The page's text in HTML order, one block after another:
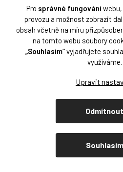
Pro správné fungováníwebu,
provozu a možnost zobrazit
obsah včetně na míru
na tomto webu soubory
„Souhlasím“vyjadřujete
využíváme.
Odmítnout
Souhlasím
Platba:
Vytvořil
Copyright 2026
Upravit